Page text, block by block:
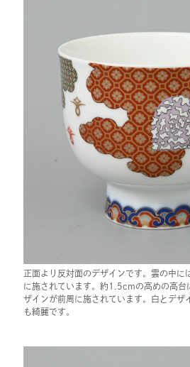
正面より反対面のデザインです。雲の中に
に施されています。約1.5cmの高めの高台
ザインが前周に施されています。白とデザ
も綺麗です。